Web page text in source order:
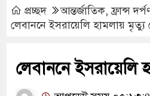
প্রচ্ছদ আন্তর্জাতিক,ফ্রান্স
লেবাননে ইসরায়েলি হামলায়
লেবাননে